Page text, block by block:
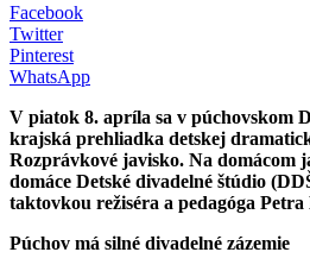
Facebook
Twitter
Pinterest
WhatsApp
V piatok 8. apríla sa v púchovskom
krajská prehliadka detskej
Rozprávkové javisko. Na domácom
domáce Detské divadelné štúdio
taktovkou režiséra a pedagóga
Púchov má silné divadelné zázemie